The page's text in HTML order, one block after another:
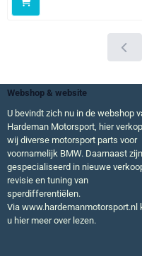
Webshop & website
U bevindt zich nu in de webshop
Hardeman Motorsport, hier
wij diverse motorsport parts voor
voornamelijk BMW. Daarnaast
gespecialiseerd in nieuwe
revisie en tuning van
sperdifferentiëlen.
Via www.hardemanmotorsport.nl
u hier meer over lezen.